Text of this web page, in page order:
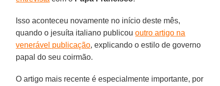
Isso aconteceu novamente no início deste mês,
quando o jesuíta italiano publicououtro artigo na
venerável publicação, explicando o estilo de governo
papal do seu coirmão.
O artigo mais recente é especialmente importante, por